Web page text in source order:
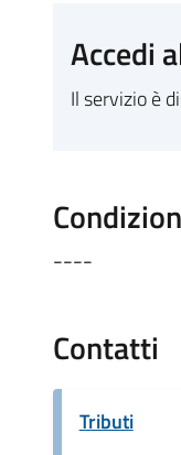
Accedi
Il servizio è
----
Contatti
Tributi